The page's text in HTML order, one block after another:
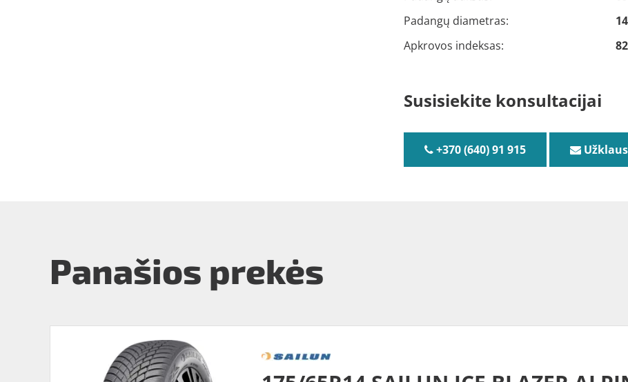
Padangų diametras:
14
Apkrovos indeksas:
82
Susisiekite konsultacijai
+370 (640) 91 915
Panašios prekės